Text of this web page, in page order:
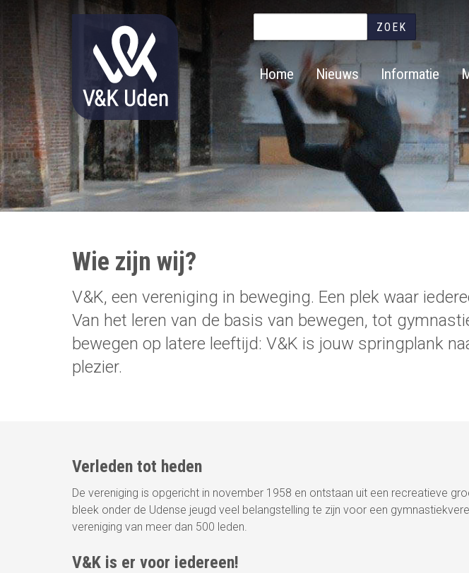
Main
navigation
Home Nieuws Informatie
Wie zijn wij?
V&K, een vereniging in beweging. Een plek waar
Van het leren van de basis van bewegen, tot
bewegen op latere leeftijd: V&K is jouw springplank
plezier.
Verleden tot heden
De vereniging is opgericht in november 1958 en ontstaan uit een recreatieve
bleek onder de Udense jeugd veel belangstelling te zijn voor een
vereniging van meer dan 500 leden.
V&K is er voor iedereen!